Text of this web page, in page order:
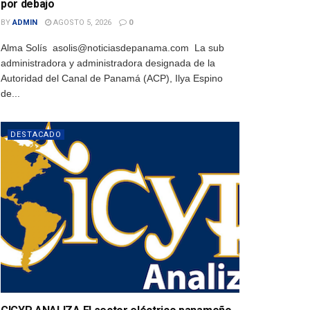
por debajo
BY ADMIN AGOSTO 5, 2026 0
Alma Solís asolis@noticiasdepanama.com La sub
administradora y administradora designada de la
Autoridad del Canal de Panamá (ACP), Ilya Espino
de...
DESTACADO